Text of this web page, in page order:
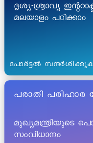
ദൃശ്യ-ശ്രാവ്യ
മലയാളം പഠിക്കാം
പോർട്ടൽ
പരാതി പരിഹാര
മുഖ്യമന്ത്രിയുടെ
സംവിധാനം